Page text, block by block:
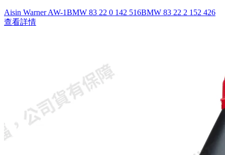
Aisin Warner AW-1BMW 83 22 0 142 516BMW 83 22 2 152 426
查看詳情